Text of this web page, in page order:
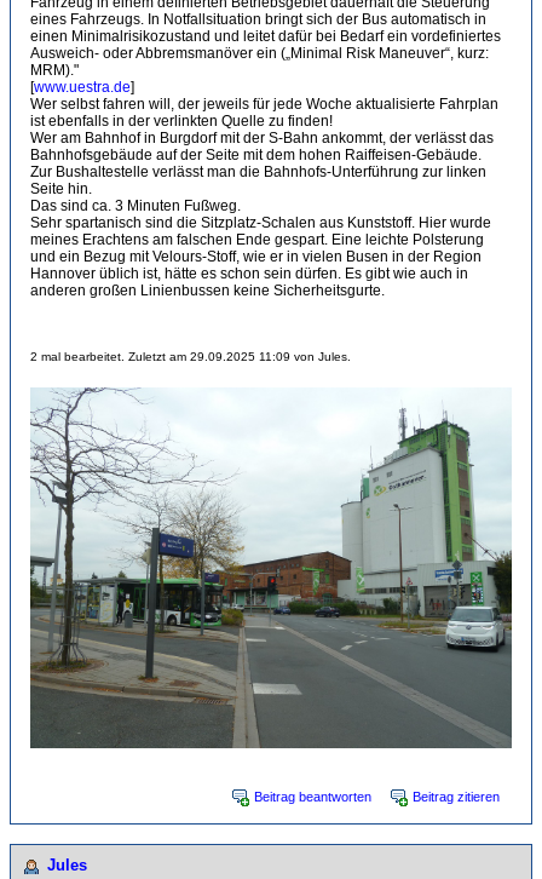
eines Fahrzeugs. In Notfallsituation bringt sich der Bus automatisch in
einen Minimalrisikozustand und leitet dafür bei Bedarf ein vordefiniertes
Ausweich- oder Abbremsmanöver ein („Minimal Risk Maneuver“, kurz:
MRM)."
[www.uestra.de]
Wer selbst fahren will, der jeweils für jede Woche aktualisierte Fahrplan
ist ebenfalls in der verlinkten Quelle zu finden!
Wer am Bahnhof in Burgdorf mit der S-Bahn ankommt, der verlässt das
Bahnhofsgebäude auf der Seite mit dem hohen Raiffeisen-Gebäude.
Zur Bushaltestelle verlässt man die Bahnhofs-Unterführung zur linken
Seite hin.
Das sind ca. 3 Minuten Fußweg.
Sehr spartanisch sind die Sitzplatz-Schalen aus Kunststoff. Hier wurde
meines Erachtens am falschen Ende gespart. Eine leichte Polsterung
und ein Bezug mit Velours-Stoff, wie er in vielen Busen in der Region
Hannover üblich ist, hätte es schon sein dürfen. Es gibt wie auch in
anderen großen Linienbussen keine Sicherheitsgurte.
2 mal bearbeitet. Zuletzt am 29.09.2025 11:09 von Jules.
Beitrag beantworten Beitrag zitieren
Jules